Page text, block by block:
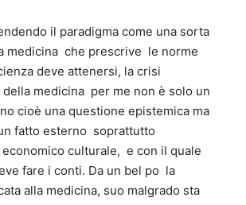
il paradigma come una sorta
medicina che prescrive le norme
deve attenersi, la crisi
della medicina per me non è solo un
cioè una questione epistemica ma
fatto esterno soprattutto
culturale, e con il quale
fare i conti. Da un bel po la
alla medicina, suo malgrado sta